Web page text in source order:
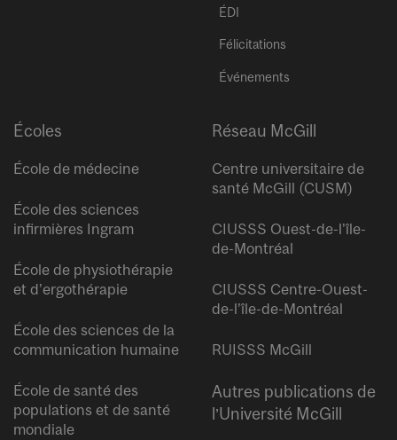
ÉDI
Félicitations
Événements
Écoles
École de médecine
École des sciences
infirmières Ingram
École de physiothérapie
et d’ergothérapie
École des sciences de la
communication humaine
École de santé des
populations et de santé
mondiale
Réseau McGill
Centre universitaire de
santé McGill (CUSM)
CIUSSS Ouest-de-l’île-
de-Montréal
CIUSSS Centre-Ouest-
de-l’île-de-Montréal
RUISSS McGill
Autres publications de
l’Université McGill